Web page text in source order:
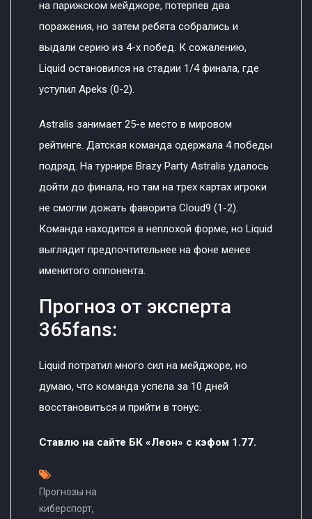
на парижском мейджоре, потерпев два
поражения, но затем ребята собрались и
выдали серию из 4-х побед. К сожалению,
Liquid остановился на стадии 1/4 финала, где
уступил Apeks (0-2).
Astralis занимает 25-е место в мировом
рейтинге. Датская команда одержала 4 победы
подряд. На турнире Brazy Party Astralis удалось
дойти до финала, но там на трех картах игроки
не смогли дожать фаворита Cloud9 (1-2).
Команда находится в неплохой форме, но Liquid
выглядит предпочтительнее на фоне менее
именитого оппонента.
Прогноз от эксперта
365fans:
Liquid потратил много сил на мейджоре, но
думаю, что команда успела за 10 дней
восстановиться и прийти в тонус.
Ставлю на сайте БК «Леон» с кэфом 1.77.
Прогнозы на
киберспорт,